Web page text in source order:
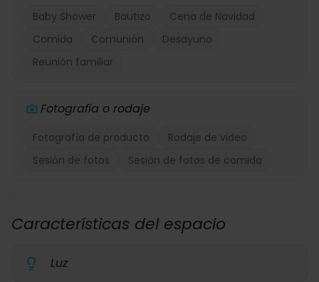
Baby Shower Bautizo
Cena de Navidad
Comida
Comunión
Desayuno
Reunión familiar
Fotografía o rodaje
Fotografía de producto
Rodaje de video
Sesión de fotos
Sesión de fotos de comida
Características del espacio
Luz